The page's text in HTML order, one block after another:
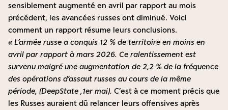
sensiblement augmenté en avril par rapport au mois
précédent, les avancées russes ont diminué. Voici
comment un rapport résume leurs conclusions.
« L’armée russe a conquis 12 % de territoire en moins en
avril par rapport à mars 2026. Ce ralentissement est
survenu malgré une augmentation de 2,2 % de la fréquence
des opérations d’assaut russes au cours de la même
période, (DeepState ,1er mai). C’est à ce moment précis que
les Russes auraient dû relancer leurs offensives après